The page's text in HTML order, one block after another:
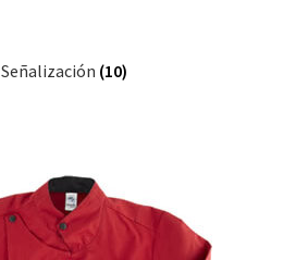
Señalización (10)